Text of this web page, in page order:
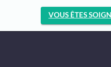
VOUS ÊTES